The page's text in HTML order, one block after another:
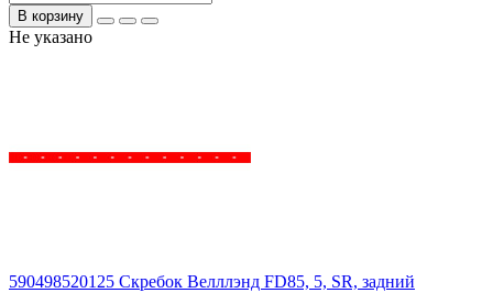
В корзину
Не указано
590498520125 Скребок Велллэнд FD85, 5, SR, задний